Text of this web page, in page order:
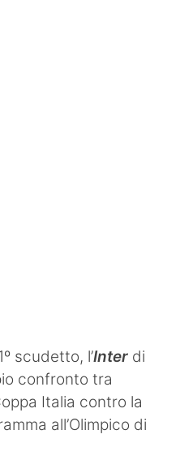
scudetto, l’Inter di
confronto tra
Italia contro la
all’Olimpico di